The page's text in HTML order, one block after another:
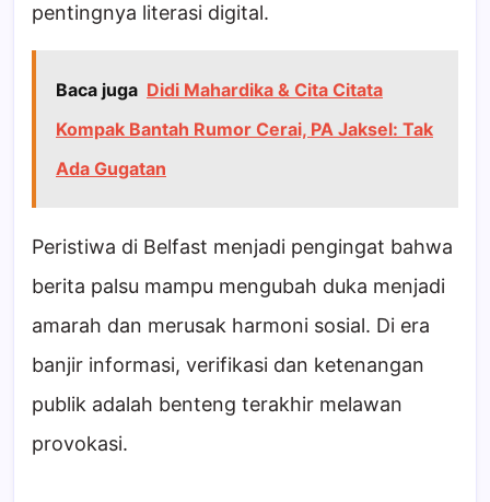
pentingnya literasi digital.
Baca juga Didi Mahardika & Cita Citata
Kompak Bantah Rumor Cerai, PA Jaksel: Tak
Ada Gugatan
Peristiwa di Belfast menjadi pengingat bahwa
berita palsu mampu mengubah duka menjadi
amarah dan merusak harmoni sosial. Di era
banjir informasi, verifikasi dan ketenangan
publik adalah benteng terakhir melawan
provokasi.